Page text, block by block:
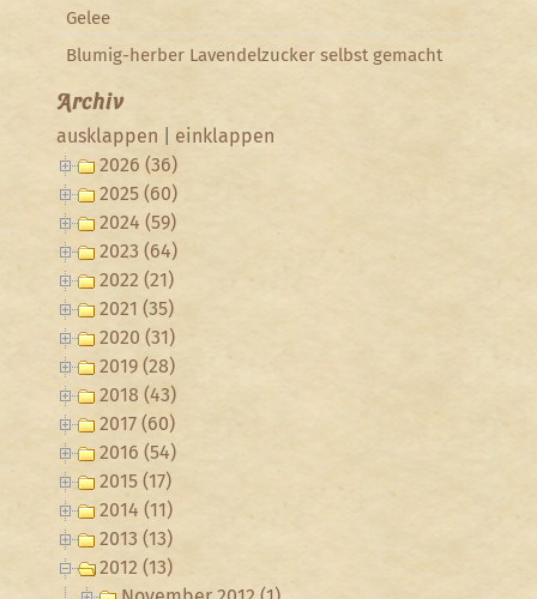
Gelee
Blumig-herber Lavendelzucker selbst gemacht
Archiv
ausklappen
einklappen
2026 (36)
2025 (60)
2024 (59)
2023 (64)
2022 (21)
2021 (35)
2020 (31)
2019 (28)
2018 (43)
2017 (60)
2016 (54)
2015 (17)
2014 (11)
2013 (13)
2012 (13)